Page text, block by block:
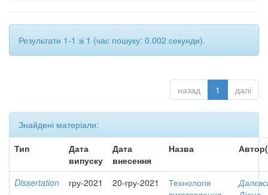
Результати 1-1 зі 1 (час пошуку: 0.002 секунди).
назад 1 далі
Знайдені матеріали:
Тип
Дата
випуску
Дата
внесення
Назва
Dissertation гру-2021 20-гру-2021
Технологія